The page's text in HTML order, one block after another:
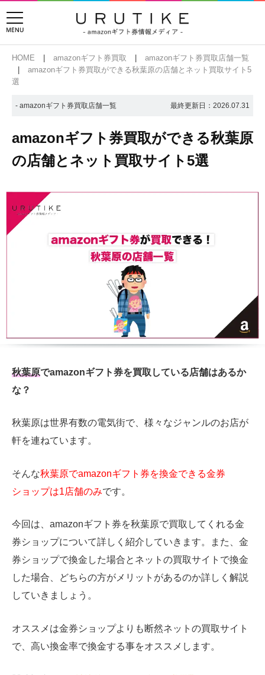
HOME amazonギフト券買取
amazonギフト券買取店舗一覧
amazonギフト券買取ができる秋葉原の店舗とネット買取サイト5
選
- amazonギフト券買取店舗一覧 最終更新日： 2026.07.31
amazonギフト券買取ができる秋葉原
の店舗とネット買取サイト5選
秋葉原でamazonギフト券を買取している店舗はあるか
な？
秋葉原は世界有数の電気街で、様々なジャンルのお店が
軒を連ねています。
そんな秋葉原でamazonギフト券を換金できる金券
ショップは1店舗のみです。
今回は、amazonギフト券を秋葉原で買取してくれる金
券ショップについて詳しく紹介していきます。また、金
券ショップで換金した場合とネットの買取サイトで換金
した場合、どちらの方がメリットがあるのか詳しく解説
していきましょう。
オススメは金券ショップよりも断然ネットの買取サイト
で、高い換金率で換金する事をオススメします。